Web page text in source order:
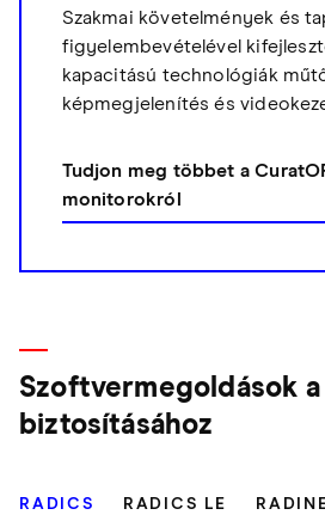
Szakmai követelmények és
figyelembevételével
kapacitású technológiák
képmegjelenítés és
Tudjon meg többet a
monitorokról
Szoftvermegoldások
biztosításához
RADICS RADICS LE